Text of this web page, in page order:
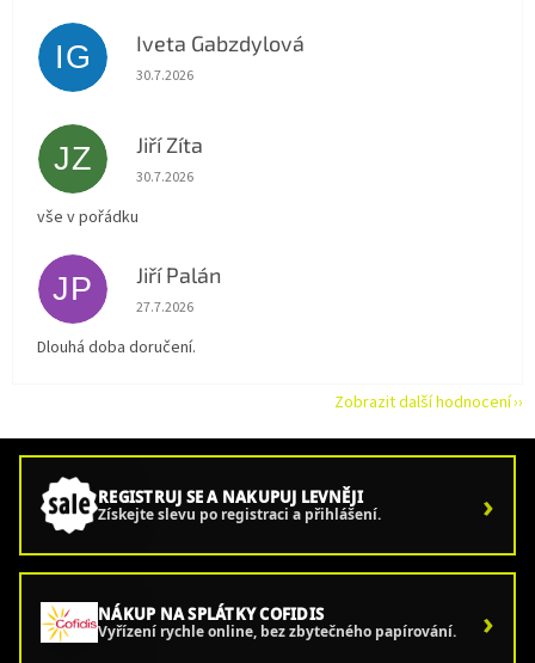
IG Iveta Gabzdylová
Hodnocení obchodu je 5 z 5 hvězdiček.
30.7.2026
JZ Jiří Zíta
Hodnocení obchodu je 5 z 5 hvězdiček.
30.7.2026
vše v pořádku
JP Jiří Palán
Hodnocení obchodu je 5 z 5 hvězdiček.
27.7.2026
Dlouhá doba doručení.
Zobrazit další hodnocení
REGISTRUJ SE A NAKUPUJ LEVNĚJI
Získejte slevu po registraci a přihlášení. ›
NÁKUP NA SPLÁTKY COFIDIS
Vyřízení rychle online, bez zbytečného papírování. ›